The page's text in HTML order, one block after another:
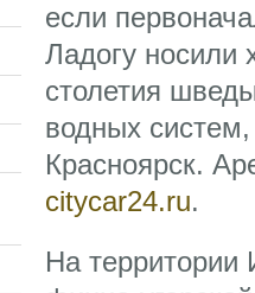
если
Ладогу носили
столетия
водных
Красноярск.
citycar24.ru.
На территории